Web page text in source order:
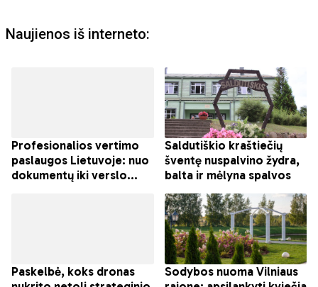
Naujienos iš interneto: